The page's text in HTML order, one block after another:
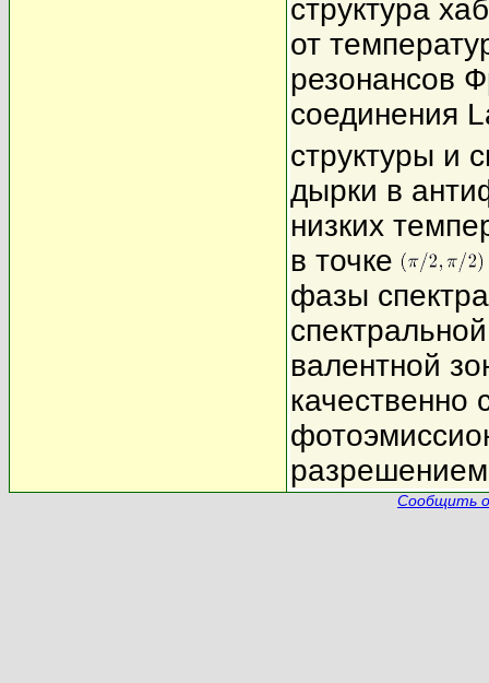
структура
от
резонансов
соединения
структуры и
дырки в
низких
в точке
фазы
валентной
качественно
Сообщить о